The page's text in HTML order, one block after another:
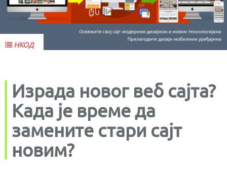
НКОД
Израда новог веб сајта?
Када је време да
замените стари сајт
новим?